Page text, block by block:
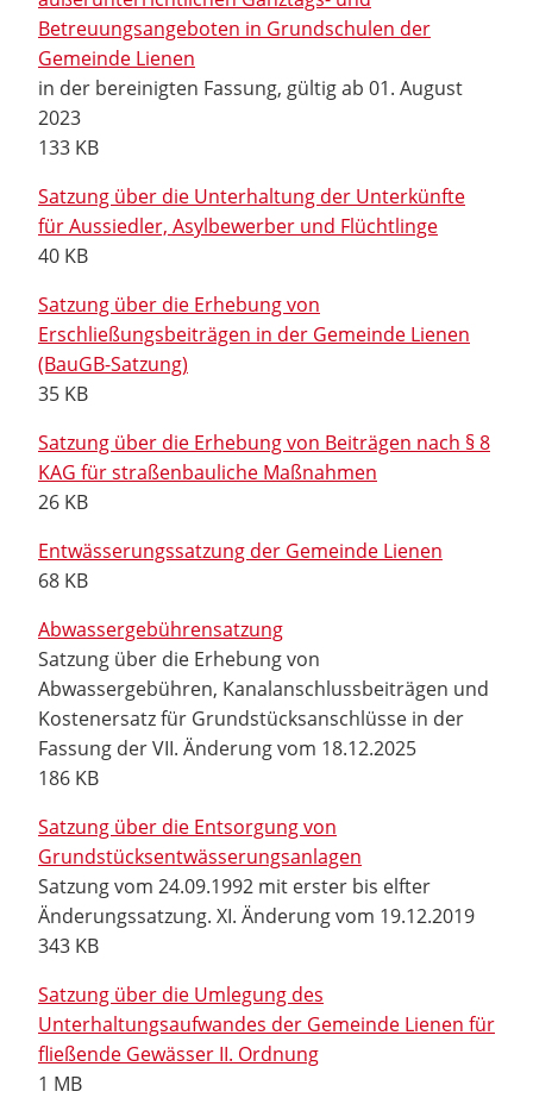
Betreuungsangeboten in Grundschulen der
Gemeinde Lienen
in der bereinigten Fassung, gültig ab 01. August
2023
133 KB
Satzung über die Unterhaltung der Unterkünfte
für Aussiedler, Asylbewerber und Flüchtlinge
40 KB
Satzung über die Erhebung von
Erschließungsbeiträgen in der Gemeinde Lienen
(BauGB-Satzung)
35 KB
Satzung über die Erhebung von Beiträgen nach § 8
KAG für straßenbauliche Maßnahmen
26 KB
Entwässerungssatzung der Gemeinde Lienen
68 KB
Abwassergebührensatzung
Satzung über die Erhebung von
Abwassergebühren, Kanalanschlussbeiträgen und
Kostenersatz für Grundstücksanschlüsse in der
Fassung der VII. Änderung vom 18.12.2025
186 KB
Satzung über die Entsorgung von
Grundstücksentwässerungsanlagen
Satzung vom 24.09.1992 mit erster bis elfter
Änderungssatzung. XI. Änderung vom 19.12.2019
343 KB
Satzung über die Umlegung des
Unterhaltungsaufwandes der Gemeinde Lienen für
fließende Gewässer II. Ordnung
1 MB